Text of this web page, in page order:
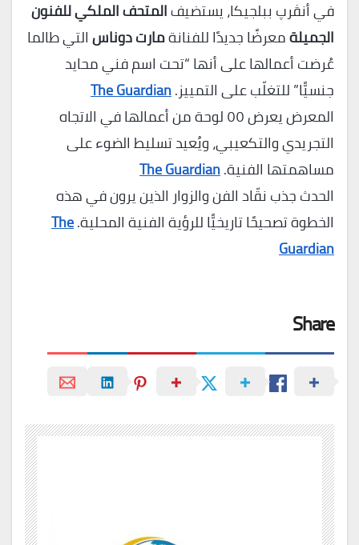
في أنڤرپ ببلجيكا، يستضيفالمتحف الملكي للفنون
الجميلةمعرضًا جديدًا للفنانةمارت دوناسالتي طالما
عُرضت أعمالها على أنها “تحت اسم فني محايد
جنسيًّا” للتغلّب على التمييز.The Guardian
المعرض يعرض ٥٥ لوحة من أعمالها في الاتجاه
التجريدي والتكعيبي، ويُعيد تسليط الضوء على
مساهمتها الفنية.The Guardian
الحدث جذب نقّاد الفن والزوار الذين يرون في هذه
الخطوة تصحيحًا تاريخيًّا للرؤية الفنية المحلية.The
Guardian
Share